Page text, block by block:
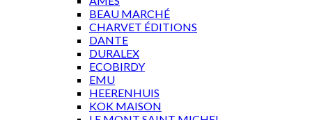
BEAU MARCHÉ
CHARVET ÉDITIONS
DANTE
DURALEX
ECOBIRDY
EMU
HEERENHUIS
KOK MAISON